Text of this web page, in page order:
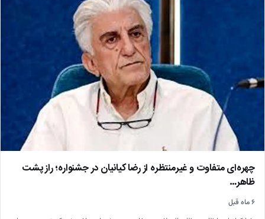
چهره‌ای متفاوت و غیرمنتظره از رضا کیانیان در جشنواره؛ راز پشت
ظاهر…
۶ ماه قبل